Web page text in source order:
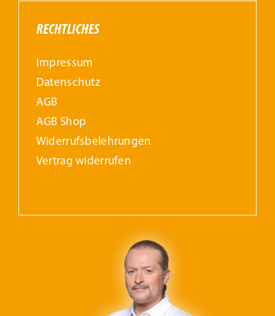
RECHTLICHES
Impressum
Datenschutz
AGB
AGB Shop
Widerrufs­belehrungen
Vertrag widerrufen